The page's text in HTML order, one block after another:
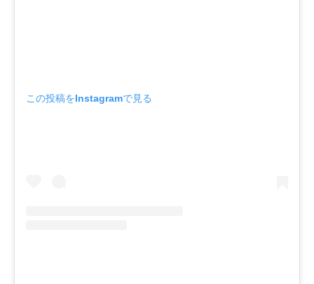
この投稿をInstagramで見る